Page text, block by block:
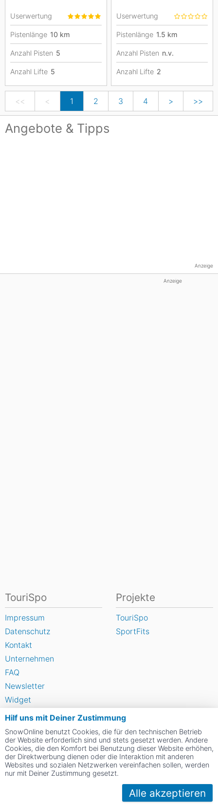
Userwertung
Pistenlänge 10 km
Anzahl Pisten 5
Anzahl Lifte 5
Userwertung
Pistenlänge 1.5 km
Anzahl Pisten n.v.
Anzahl Lifte 2
<< < 1 2 3 4 > >>
Angebote & Tipps
Anzeige
Anzeige
Hilf uns mit Deiner Zustimmung
SnowOnline benutzt Cookies, die für den technischen Betrieb
der Website erforderlich sind und stets gesetzt werden. Andere
Cookies, die den Komfort bei Benutzung dieser Website erhöhen,
der Direktwerbung dienen oder die Interaktion mit anderen
Websites und sozialen Netzwerken vereinfachen sollen, werden
nur mit Deiner Zustimmung gesetzt.
Alle akzeptieren
TouriSpo
Impressum
Datenschutz
Kontakt
Unternehmen
FAQ
Newsletter
Widget
Umfragen
Skigebiet bewerten
Projekte
TouriSpo
SportFits
Social Web